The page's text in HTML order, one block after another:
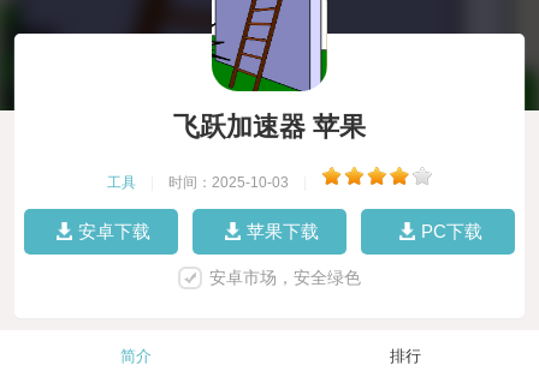
飞跃加速器 苹果
工具 时间：2025-10-03
安卓下载 苹果下载 PC下载
安卓市场，安全绿色
简介 排行